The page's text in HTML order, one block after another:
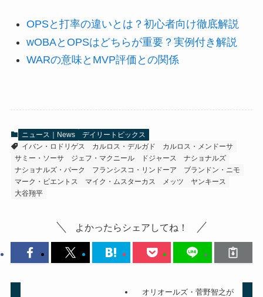
OPSと打率の違いとは？初心者向け徹底解説
wOBAとOPSはどちらが重要？実例付き解説
WARの意味とMVP評価との関係
ニュース｜News
デイリートピックス
イバン・ロドリゲス
カルロス・デルガド
カルロス・メンドーサ
サミー・ソーサ
ジェフ・マクニール ドジャース
ナショナルズ
ナショナルズ・パーク
フランシスコ・リンドーア
ブランドン・ニモ
マーク・ビエントス
マイク・ムスターカス メッツ
ヤンキース
大谷翔平
よかったらシェアしてね！
オリオールズ・菅野智之が